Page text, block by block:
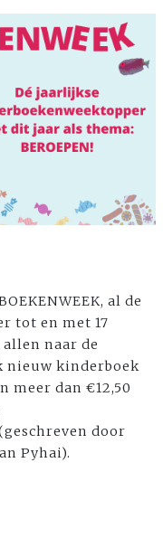
al de
tot en met 17
naar de
nieuw kinderboek
meer dan €12,50
door
Pyhai).